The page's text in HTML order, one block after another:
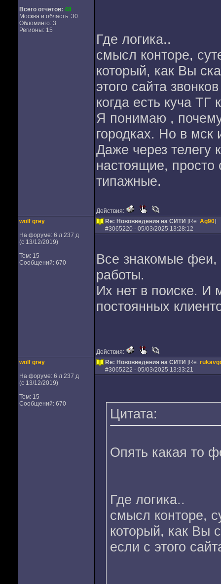
Всего отчетов: 48
Москва и область: 30
Обломинго: 3
Регионы: 15
Где логика..
смысл конторе,
который, как Вы
этого сайта
когда есть куча
Я понимаю ,
городках. Но в мск
Даже через телегу
настоящие,
типажные.
Действия:
wolf grey
На форуме: 6 л 237 д
(с 13/12/2019)
Тем: 15
Сообщений: 670
Re: Нововведения на СИТИ [Re: Ag90]
#3065220- 05/03/2025 13:28:12
Все знакомые феи,
работы.
Их нет в поиске. И
постоянных
Действия:
wolf grey
На форуме: 6 л 237 д
(с 13/12/2019)
Тем: 15
Сообщений: 670
Re: Нововведения на СИТИ [Re:
#3065222 - 05/03/2025 13:33:21
Цитата:
Опять какая то
Где логика..
смысл конторе,
который, как Вы
если с этого